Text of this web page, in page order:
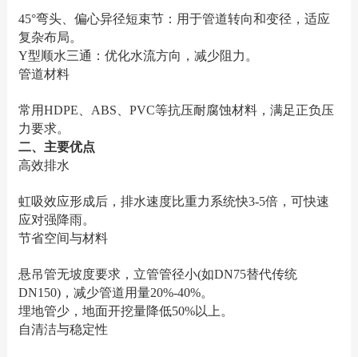
‌45°弯头、偏心异径短束节‌：用于管道转向和变径，适应
复杂布局‌。
‌Y型顺水三通‌：优化水流方向，减少阻力‌。
‌管道材料‌
常用HDPE、ABS、PVC等抗压耐腐蚀材料，满足正负压
力要求‌。
‌二、主要优点‌
‌高效排水‌
虹吸效应形成后，排水速度比重力系统快3-5倍，可快速
应对强降雨‌。
‌节省空间与材料‌
悬吊管无坡度要求，立管管径小(如DN75替代传统
DN150)，减少管道用量20%-40%‌。
埋地管少，地面开挖量降低50%以上‌。
‌自清洁与稳定性‌